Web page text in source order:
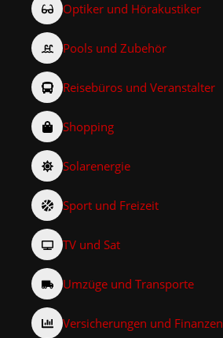
Optiker und Hörakustiker
Pools und Zubehör
Reisebüros und Veranstalter
Shopping
Solarenergie
Sport und Freizeit
TV und Sat
Umzüge und Transporte
Versicherungen und Finanzen